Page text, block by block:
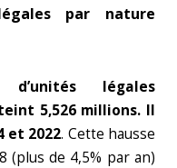
par nature
légales
5,526 millions. Il
et 2022. Cette hausse
(plus de 4,5% par an)